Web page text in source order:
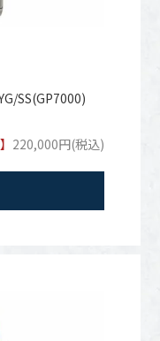
SS(GP7000)
220,000円(税込)